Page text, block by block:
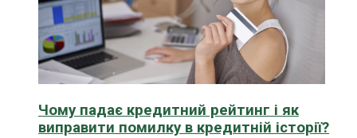
Чому падає кредитний рейтинг і як
виправити помилку в кредитній історії?